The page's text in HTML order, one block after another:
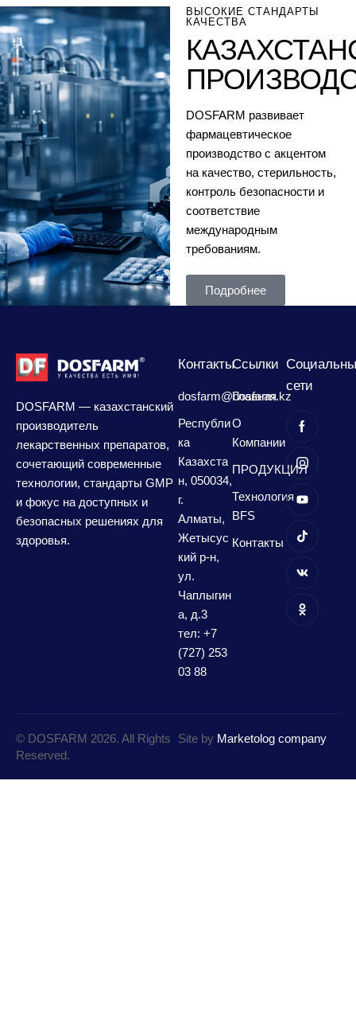
ВЫСОКИЕ СТАНДАРТЫ
КАЧЕСТВА
DOSFARM развивает
фармацевтическое
производство с акцентом
на качество, стерильность,
контроль безопасности и
соответствие
международным
требованиям.
Подробнее
DOSFARM — казахстанский
производитель
лекарственных препаратов,
сочетающий современные
технологии, стандарты GMP
и фокус на доступных и
безопасных решениях для
здоровья.
Контакты
dosfarm@dosfarm.kz
Республи
ка
Казахста
н, 050034,
г.
Алматы,
Жетысус
кий р-н,
ул.
Чаплыгин
а, д.3
тел: +7
(727) 253
03 88
Сcылки
Главная
О
Компании
ПРОДУКЦИЯ
Технология
BFS
Контакты
сети
© DOSFARM 2026. All Rights
Reserved.
Site by Marketolog company